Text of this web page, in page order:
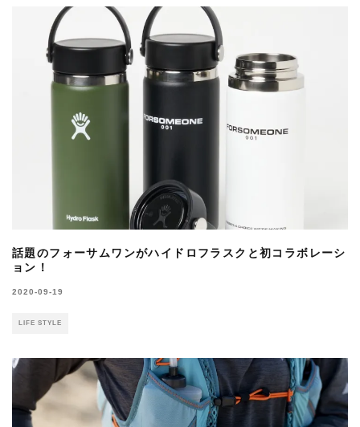
話題のフォーサムワンがハイドロフラスクと初コラボレーシ
ョン！
2020-09-19
LIFE STYLE